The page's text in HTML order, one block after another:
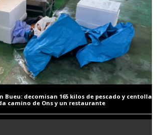
Bueu: decomisan 165 kilos de pescado y centolla
camino de Ons y un restaurante